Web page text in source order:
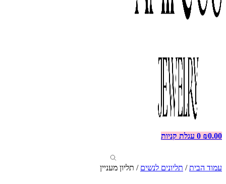
₪0.00
0 עגלת קניות
עמוד הבית/ תליונים לנשים / תליון מעניין